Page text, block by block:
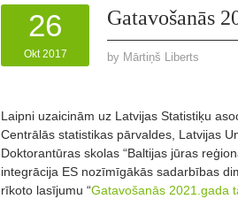
26
Okt 2017
Gatavošanās
by Mārtiņš Liberts
Laipni uzaicinām uz Latvijas Statistiķu
Centrālās statistikas pārvaldes, Latvijas
Doktorantūras skolas “Baltijas jūras
integrācija ES nozīmīgākās sadarbības
rīkoto lasījumu “Gatavošanās 2021.gada